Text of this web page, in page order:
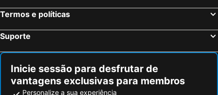
Termos e políticas
Suporte
Inicie sessão para desfrutar de
vantagens exclusivas para membros
Personalize a sua experiência